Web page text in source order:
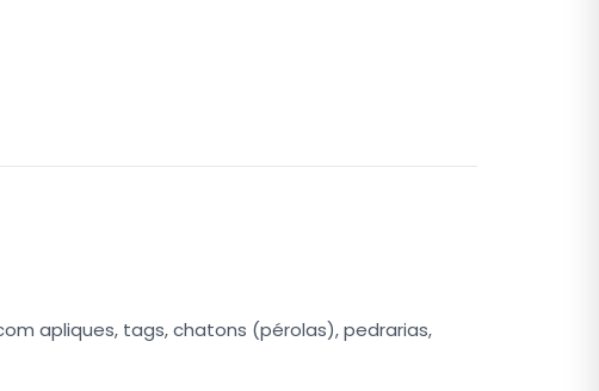
apliques, tags, chatons (pérolas), pedrarias,